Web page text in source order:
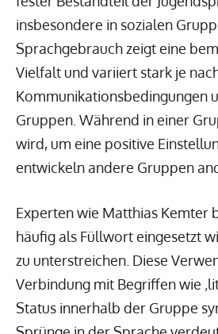
insbesondere in sozialen
Sprachgebrauch zeigt eine
Vielfalt und variiert stark je
Kommunikationsbedingungen
Gruppen. Während in einer
wird, um eine positive
entwickeln andere Gruppen
Experten wie Matthias Kemter
häufig als Füllwort eingesetzt
zu unterstreichen. Diese
Verbindung mit Begriffen wie
Status innerhalb der Gruppe